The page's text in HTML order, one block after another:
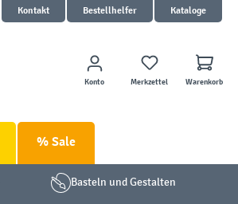
Kontakt Bestellhelfer Kataloge
Konto Merkzettel Warenkorb
% Sale
Basteln und Gestalten